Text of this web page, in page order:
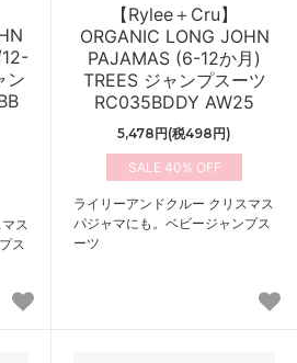
ン
ス
ス
【Rylee＋Cru】
ORGANIC LONG JOHN
PAJAMAS (6-12か月)
TREES ジャンプスーツ
RC035BDDY AW25
5,478円(税498円)
40%
ライリーアンドクルー クリスマス
パジャマにも。ベビージャンプス
ーツ